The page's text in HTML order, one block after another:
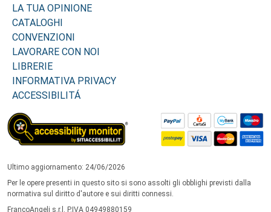
LA TUA OPINIONE
CATALOGHI
CONVENZIONI
LAVORARE CON NOI
LIBRERIE
INFORMATIVA PRIVACY
ACCESSIBILITÁ
Ultimo aggiornamento: 24/06/2026
Per le opere presenti in questo sito si sono assolti gli obblighi previsti dalla
normativa sul diritto d'autore e sui diritti connessi.
FrancoAngeli s.r.l. P.IVA 04949880159